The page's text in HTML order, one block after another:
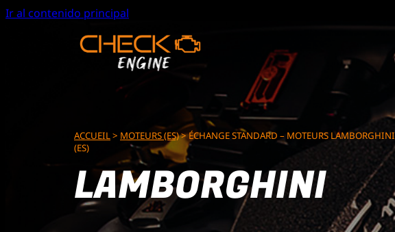
Ir al contenido principal
ACCUEIL> MOTEURS (ES)>ÉCHANGE STANDARD – MOTEURS LAMBORGHINI
(ES)
LAMBORGHINI